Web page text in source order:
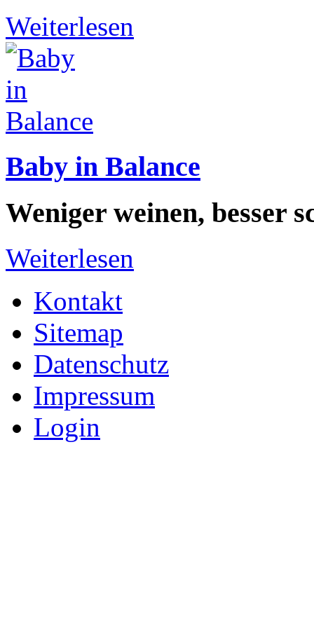
Weiterlesen
Baby in Balance
Weniger weinen, besser
Weiterlesen
Kontakt
Sitemap
Datenschutz
Impressum
Login